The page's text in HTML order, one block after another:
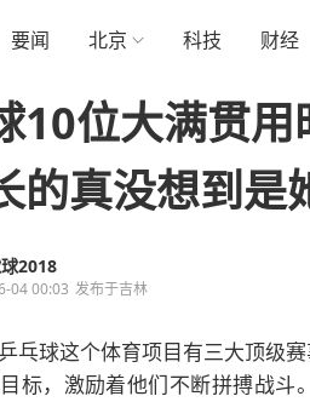
要闻 北京 科技 财经
10位大满贯
的真没想到是
2018
04 00:03 发布于吉林
乓球这个体育项目有三大顶级
标，激励着他们不断拼搏战